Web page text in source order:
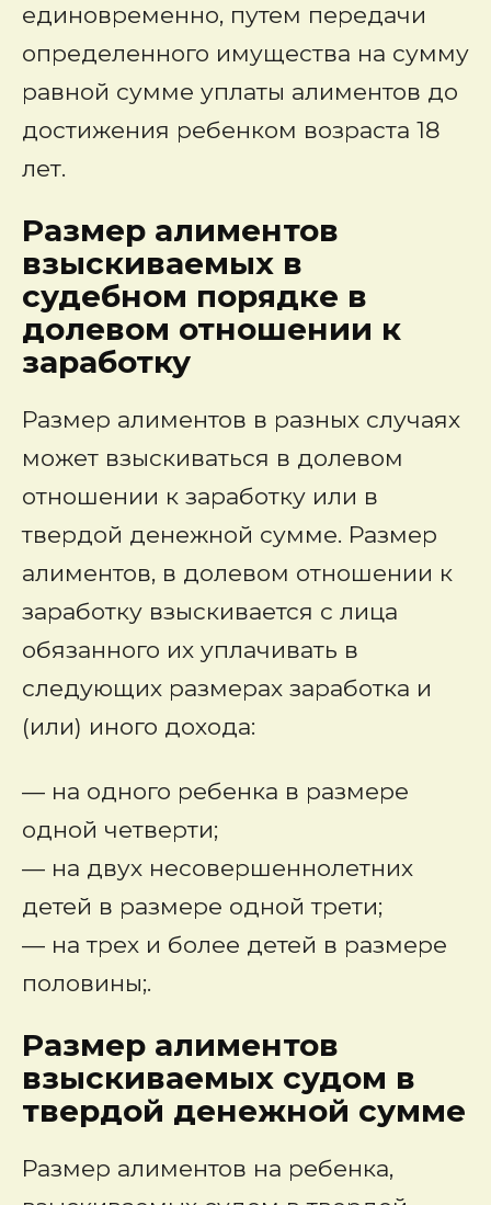
единовременно, путем передачи
определенного имущества на сумму
равной сумме уплаты алиментов до
достижения ребенком возраста 18
лет.
Размер алиментов
взыскиваемых в
судебном порядке в
долевом отношении к
заработку
Размер алиментов в разных случаях
может взыскиваться в долевом
отношении к заработку или в
твердой денежной сумме. Размер
алиментов, в долевом отношении к
заработку взыскивается с лица
обязанного их уплачивать в
следующих размерах заработка и
(или) иного дохода:
— на одного ребенка в размере
одной четверти;
— на двух несовершеннолетних
детей в размере одной трети;
— на трех и более детей в размере
половины;.
Размер алиментов
взыскиваемых судом в
твердой денежной сумме
Размер алиментов на ребенка,